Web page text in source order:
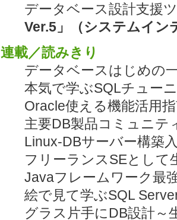
データベース設計支援
Ver.5」（システムイン
連載／読みきり
データベースはじめの
本気で学ぶSQLチュー
Oracle使える機能活用
主要DB製品コミュニテ
Linux-DBサーバー構築
フリーランスSEとして
Javaフレームワーク最
絵で見て学ぶSQL
グラス片手にDB設計～